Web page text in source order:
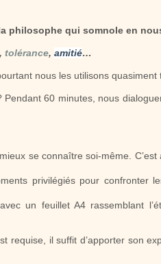
philosophe qui somnole en
,tolérance,amitié…
nous les utilisons quasiment
60 minutes, nous
se connaître soi-même.
privilégiés pour confronter
un feuillet A4 rassemblant
requise, il suffit d’apporter son